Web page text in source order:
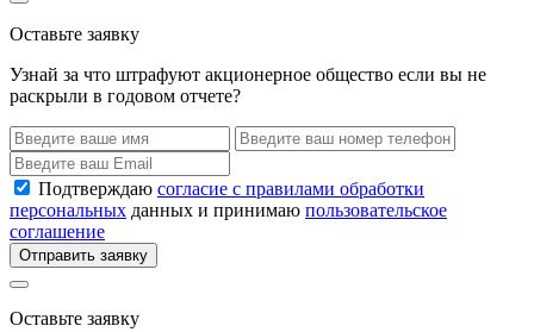
Оставьте заявку
Узнай за что штрафуют акционерное общество если вы не
раскрыли в годовом отчете?
Подтверждаю согласие с правилами обработки
персональных данных и принимаю пользовательское
соглашение
Отправить заявку
Оставьте заявку